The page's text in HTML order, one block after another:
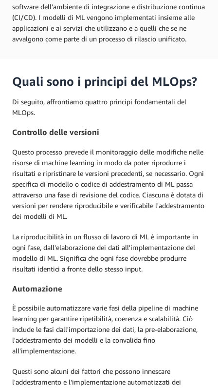
software dell'ambiente di integrazione e distribuzione continua
(CI/CD). I modelli di ML vengono implementati insieme alle
applicazioni e ai servizi che utilizzano e a quelli che se ne
avvalgono come parte di un processo di rilascio unificato.
Quali sono i principi del MLOps?
Di seguito, affrontiamo quattro principi fondamentali del
MLOps.
Controllo delle versioni
Questo processo prevede il monitoraggio delle modifiche nelle
risorse di machine learning in modo da poter riprodurre i
risultati e ripristinare le versioni precedenti, se necessario. Ogni
specifica di modello o codice di addestramento di ML passa
attraverso una fase di revisione del codice. Ciascuna è dotata di
versioni per rendere riproducibile e verificabile l'addestramento
dei modelli di ML.
La riproducibilità in un flusso di lavoro di ML è importante in
ogni fase, dall'elaborazione dei dati all'implementazione del
modello di ML. Significa che ogni fase dovrebbe produrre
risultati identici a fronte dello stesso input.
Automazione
È possibile automatizzare varie fasi della pipeline di machine
learning per garantire ripetibilità, coerenza e scalabilità. Ciò
include le fasi dall'importazione dei dati, la pre-elaborazione,
l'addestramento dei modelli e la convalida fino
all'implementazione.
Questi sono alcuni dei fattori che possono innescare
l'addestramento e l'implementazione automatizzati dei